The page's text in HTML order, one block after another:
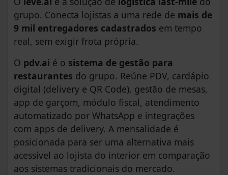
grupo. Conecta lojistas a uma rede de mais de
9 mil entregadores cadastrados em tempo
real, sem exigir frota própria.
O pdv.ai é o sistema de gestão para
restaurantes do grupo. Reúne PDV, cardápio
digital (delivery e QR Code), gestão de mesas,
app de garçom, módulo fiscal, atendimento
automatizado por WhatsApp e integrações
com apps de delivery. A mensalidade é
posicionada para ser uma alternativa mais
acessível ao lojista do interior em comparação
aos sistemas tradicionais do mercado.